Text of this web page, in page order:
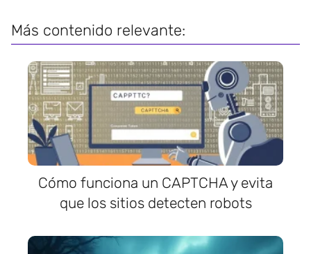
Más contenido relevante:
Cómo funciona un CAPTCHA y evita
que los sitios detecten robots